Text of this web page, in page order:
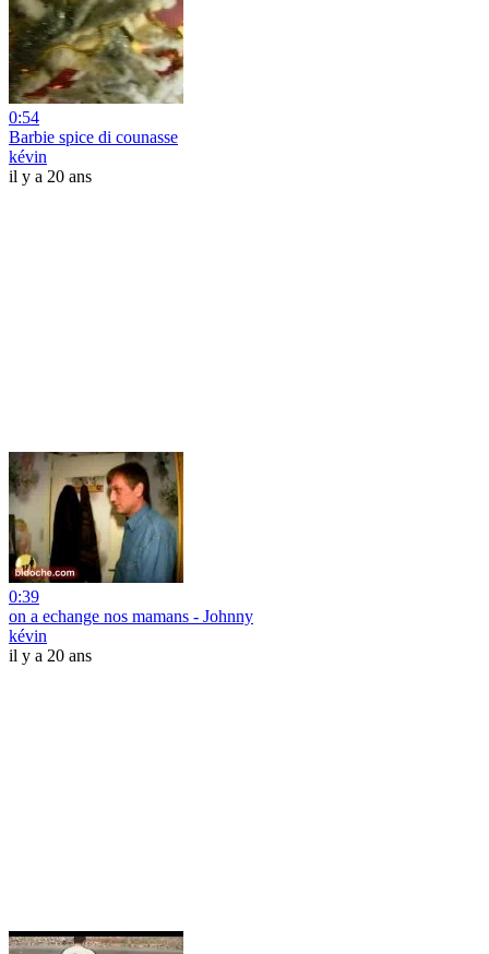
0:54
Barbie spice di counasse
kévin
il y a 20 ans
0:39
on a echange nos mamans - Johnny
kévin
il y a 20 ans